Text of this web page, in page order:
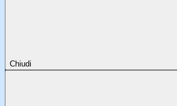
Chiudi